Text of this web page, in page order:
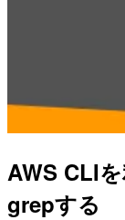
AWS CLI
grepする